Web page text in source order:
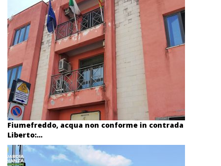
Fiumefreddo, acqua non conforme in contrada
Liberto:...